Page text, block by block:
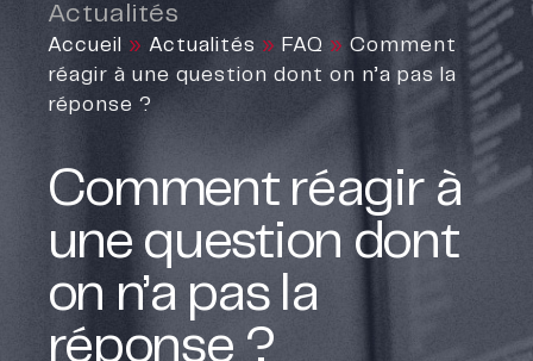
Actualités
Accueil » Actualités » FAQ » Comment
réagir à une question dont on n’a pas la
réponse ?
Comment réagir à
une question dont
on n’a pas la
réponse ?